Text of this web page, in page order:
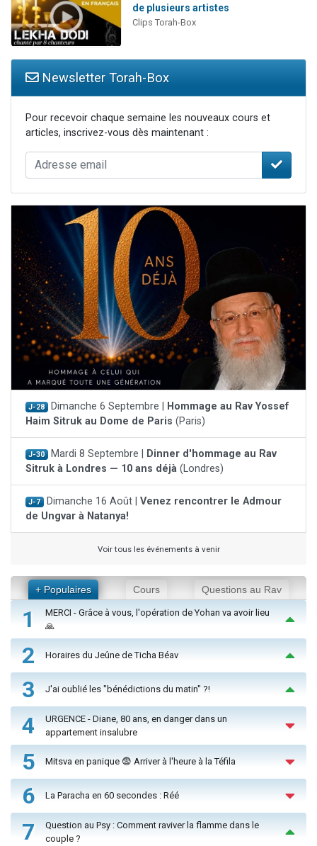
de plusieurs artistes
Clips Torah-Box
Newsletter Torah-Box
Pour recevoir chaque semaine les nouveaux cours et
articles, inscrivez-vous dès maintenant :
J-28 Dimanche 6 Septembre |
Hommage au Rav Yossef
Haim Sitruk au Dome de Paris (Paris)
J-30 Mardi 8 Septembre |
Dinner d'hommage au Rav
Sitruk à Londres — 10 ans déjà (Londres)
J-7 Dimanche 16 Août | Venez rencontrer le Admour
de Ungvar à Natanya!
Voir tous les événements à venir
+ Populaires Cours Questions au Rav
1
MERCI - Grâce à vous, l'opération de Yohan va avoir lieu
🙏
2 Horaires du Jeûne de Ticha Béav
3 J'ai oublié les "bénédictions du matin" ?!
4
URGENCE - Diane, 80 ans, en danger dans un
appartement insalubre
5 Mitsva en panique 😨 Arriver à l'heure à la Téfila
6 La Paracha en 60 secondes : Réé
7
Question au Psy : Comment raviver la flamme dans le
couple ?